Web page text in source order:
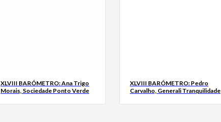
XLVIII BARÓMETRO: Ana Trigo
Morais, Sociedade Ponto Verde
XLVIII BARÓMETRO: Pedro
Carvalho, Generali Tranquilidade